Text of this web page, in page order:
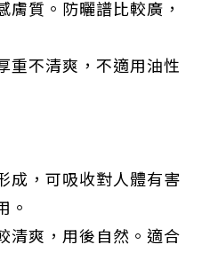
質。防曬譜比較廣，
重不清爽，不適用油性
成，可吸收對人體有害
。
清爽，用後自然。適合